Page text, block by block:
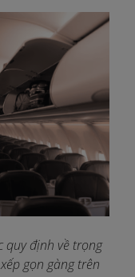
quy định về trọng
gọn gàng trên